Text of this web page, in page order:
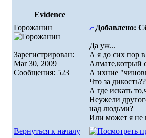
Evidence
Горожанин
Зарегистрирован:
Mar 30, 2009
Сообщения: 523
Добавлено:
Да уж...
А я до сих пор
Алмате,котрый
А ихние
Что за
А где искать
Неужели
над людьми?
Или может я не
Вернуться к началу